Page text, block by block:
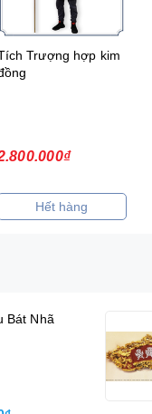
Trượng hợp kim
Hết hàng
Bát Nhã